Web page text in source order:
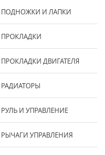
ПОДНОЖКИ И ЛАПКИ
ПРОКЛАДКИ
ПРОКЛАДКИ ДВИГАТЕЛЯ
РАДИАТОРЫ
РУЛЬ И УПРАВЛЕНИЕ
РЫЧАГИ УПРАВЛЕНИЯ